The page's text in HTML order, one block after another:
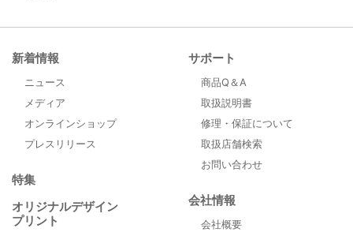
新着情報
ニュース
メディア
オンラインショップ
プレスリリース
特集
オリジナルデザイン
プリント
サポート
商品Q＆A
取扱説明書
修理・保証について
取扱店舗検索
お問い合わせ
会社情報
会社概要